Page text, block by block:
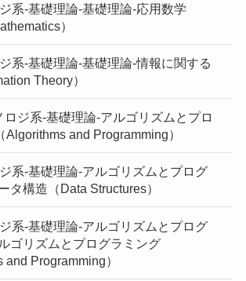
系-基礎理論-基礎理論-応用数学
）
系-基礎理論-基礎理論-情報に関する
Theory）
ロジ系-基礎理論-アルゴリズムとプロ
Algorithms and Programming）
系-基礎理論-アルゴリズムとプログ
タ構造（Data Structures）
系-基礎理論-アルゴリズムとプログ
ゴリズムとプログラミング
and Programming）